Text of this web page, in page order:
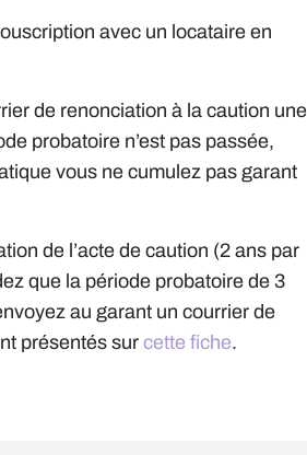
avec un locataire en
de renonciation à la caution une
probatoire n’est pas passée,
vous ne cumulez pas garant
de l’acte de caution (2 ans par
que la période probatoire de 3
au garant un courrier de
présentés sur cette fiche.